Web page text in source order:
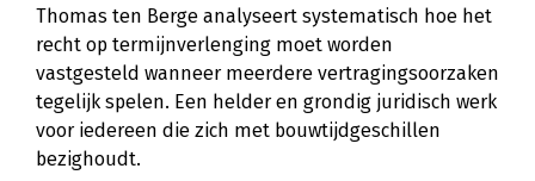
Thomas ten Berge analyseert systematisch hoe het
recht op termijnverlenging moet worden
vastgesteld wanneer meerdere vertragingsoorzaken
tegelijk spelen. Een helder en grondig juridisch werk
voor iedereen die zich met bouwtijdgeschillen
bezighoudt.